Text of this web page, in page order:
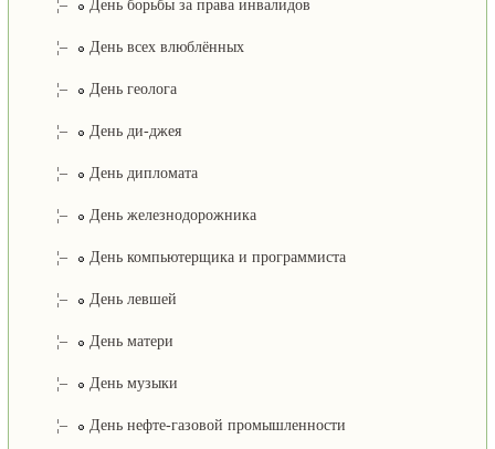
¦– День борьбы за права инвалидов
¦– День всех влюблённых
¦– День геолога
¦– День ди-джея
¦– День дипломата
¦– День железнодорожника
¦– День компьютерщика и программиста
¦– День левшей
¦– День матери
¦– День музыки
¦– День нефте-газовой промышленности